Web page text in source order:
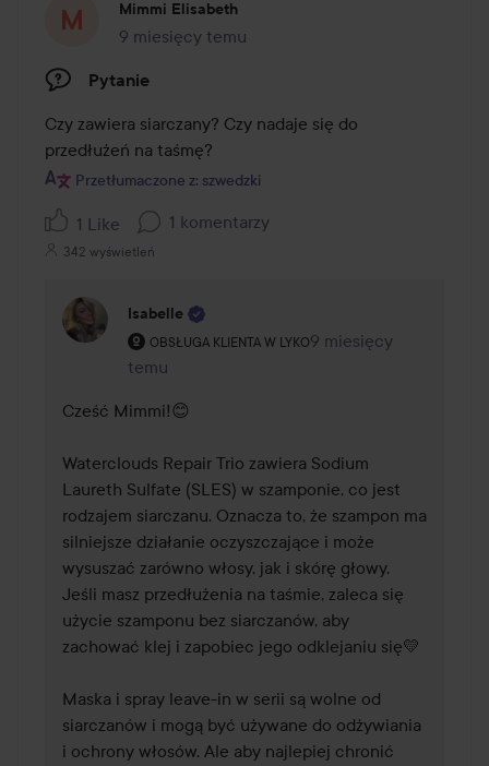
piany. Dokładnie spłucz, a następnie kontynuuj
pielęgnację, stosując odżywkę.
250 ml
Mimmi Elisabeth
9 miesięcy temu
Post został utworzony 9 miesięcy temu
Pytanie
Czy zawiera siarczany? Czy nadaje się do
przedłużeń na taśmę?
Przetłumaczone z: szwedzki
1 Like 1 komentarzy
342 wyświetleń
Isabelle
OBSŁUGA KLIENTA W LYKO
Rola użytkownika: Obsługa klienta w Lyko.
9 miesięcy
temu
Komentarz został
Cześć Mimmi!😊
Waterclouds Repair Trio zawiera Sodium
Laureth Sulfate (SLES) w szamponie, co jest
rodzajem siarczanu. Oznacza to, że szampon ma
silniejsze działanie oczyszczające i może
wysuszać zarówno włosy, jak i skórę głowy.
Jeśli masz przedłużenia na taśmie, zaleca się
użycie szamponu bez siarczanów, aby
zachować klej i zapobiec jego odklejaniu się💛
Maska i spray leave-in w serii są wolne od
siarczanów i mogą być używane do odżywiania
i ochrony włosów. Ale aby najlepiej chronić